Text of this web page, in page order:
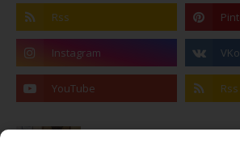
Coronavirus: messaggio